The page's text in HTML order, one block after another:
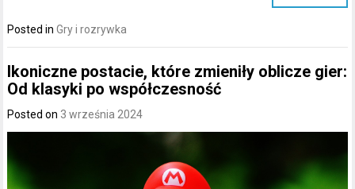
Posted inGry i rozrywka
Ikoniczne postacie, które zmieniły oblicze gier:
Od klasyki po współczesność
Posted on 3 września 2024